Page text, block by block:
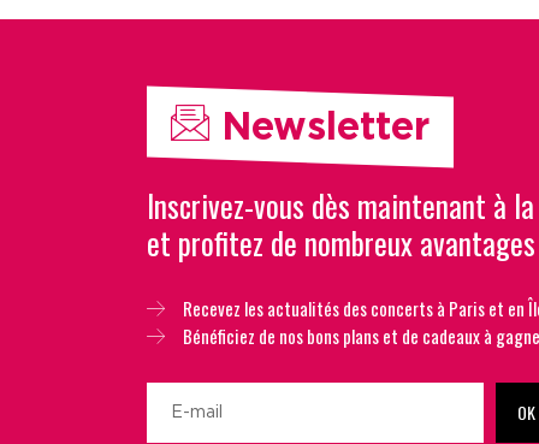
Newsletter
Inscrivez-vous dès maintenant à
et profitez de nombreux avantages
Recevez les actualités des concerts à Paris et en
Bénéficiez de nos bons plans et de cadeaux à
OK